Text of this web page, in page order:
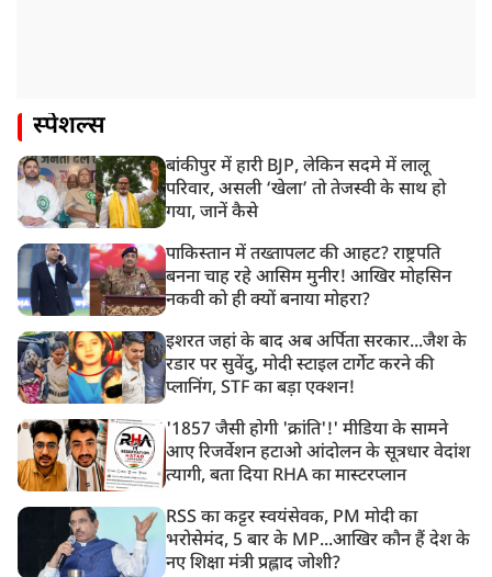
स्पेशल्स
बांकीपुर में हारी BJP, लेकिन सदमे में लालू
परिवार, असली ‘खेला’ तो तेजस्वी के साथ हो
गया, जानें कैसे
पाकिस्तान में तख्तापलट की आहट? राष्ट्रपति
बनना चाह रहे आसिम मुनीर! आखिर मोहसिन
नकवी को ही क्यों बनाया मोहरा?
इशरत जहां के बाद अब अर्पिता सरकार...जैश के
रडार पर सुवेंदु, मोदी स्टाइल टार्गेट करने की
प्लानिंग, STF का बड़ा एक्शन!
'1857 जैसी होगी 'क्रांति'!' मीडिया के सामने
आए रिजर्वेशन हटाओ आंदोलन के सूत्रधार वेदांश
त्यागी, बता दिया RHA का मास्टरप्लान
RSS का कट्टर स्वयंसेवक, PM मोदी का
भरोसेमंद, 5 बार के MP...आखिर कौन हैं देश के
नए शिक्षा मंत्री प्रह्लाद जोशी?